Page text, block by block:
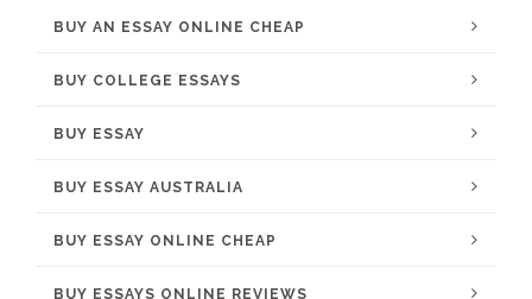
BUY AN ESSAY ONLINE CHEAP
BUY COLLEGE ESSAYS
BUY ESSAY
BUY ESSAY AUSTRALIA
BUY ESSAY ONLINE CHEAP
BUY ESSAYS ONLINE REVIEWS